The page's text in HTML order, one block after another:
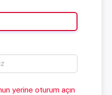
yerine oturum açın